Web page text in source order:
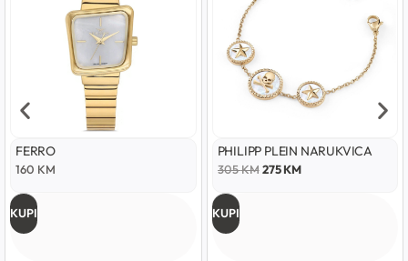
FERRO
160 KM
KUPI
PHILIPP PLEIN NARUKVICA
305KM 275KM
KUPI